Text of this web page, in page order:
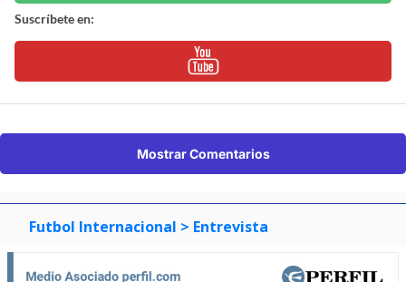
Suscríbete en:
Mostrar Comentarios
Futbol Internacional > Entrevista